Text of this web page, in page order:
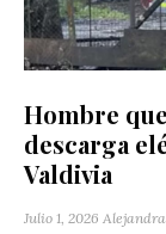
Hombre
descarga
Valdivia
Julio 1, 2026